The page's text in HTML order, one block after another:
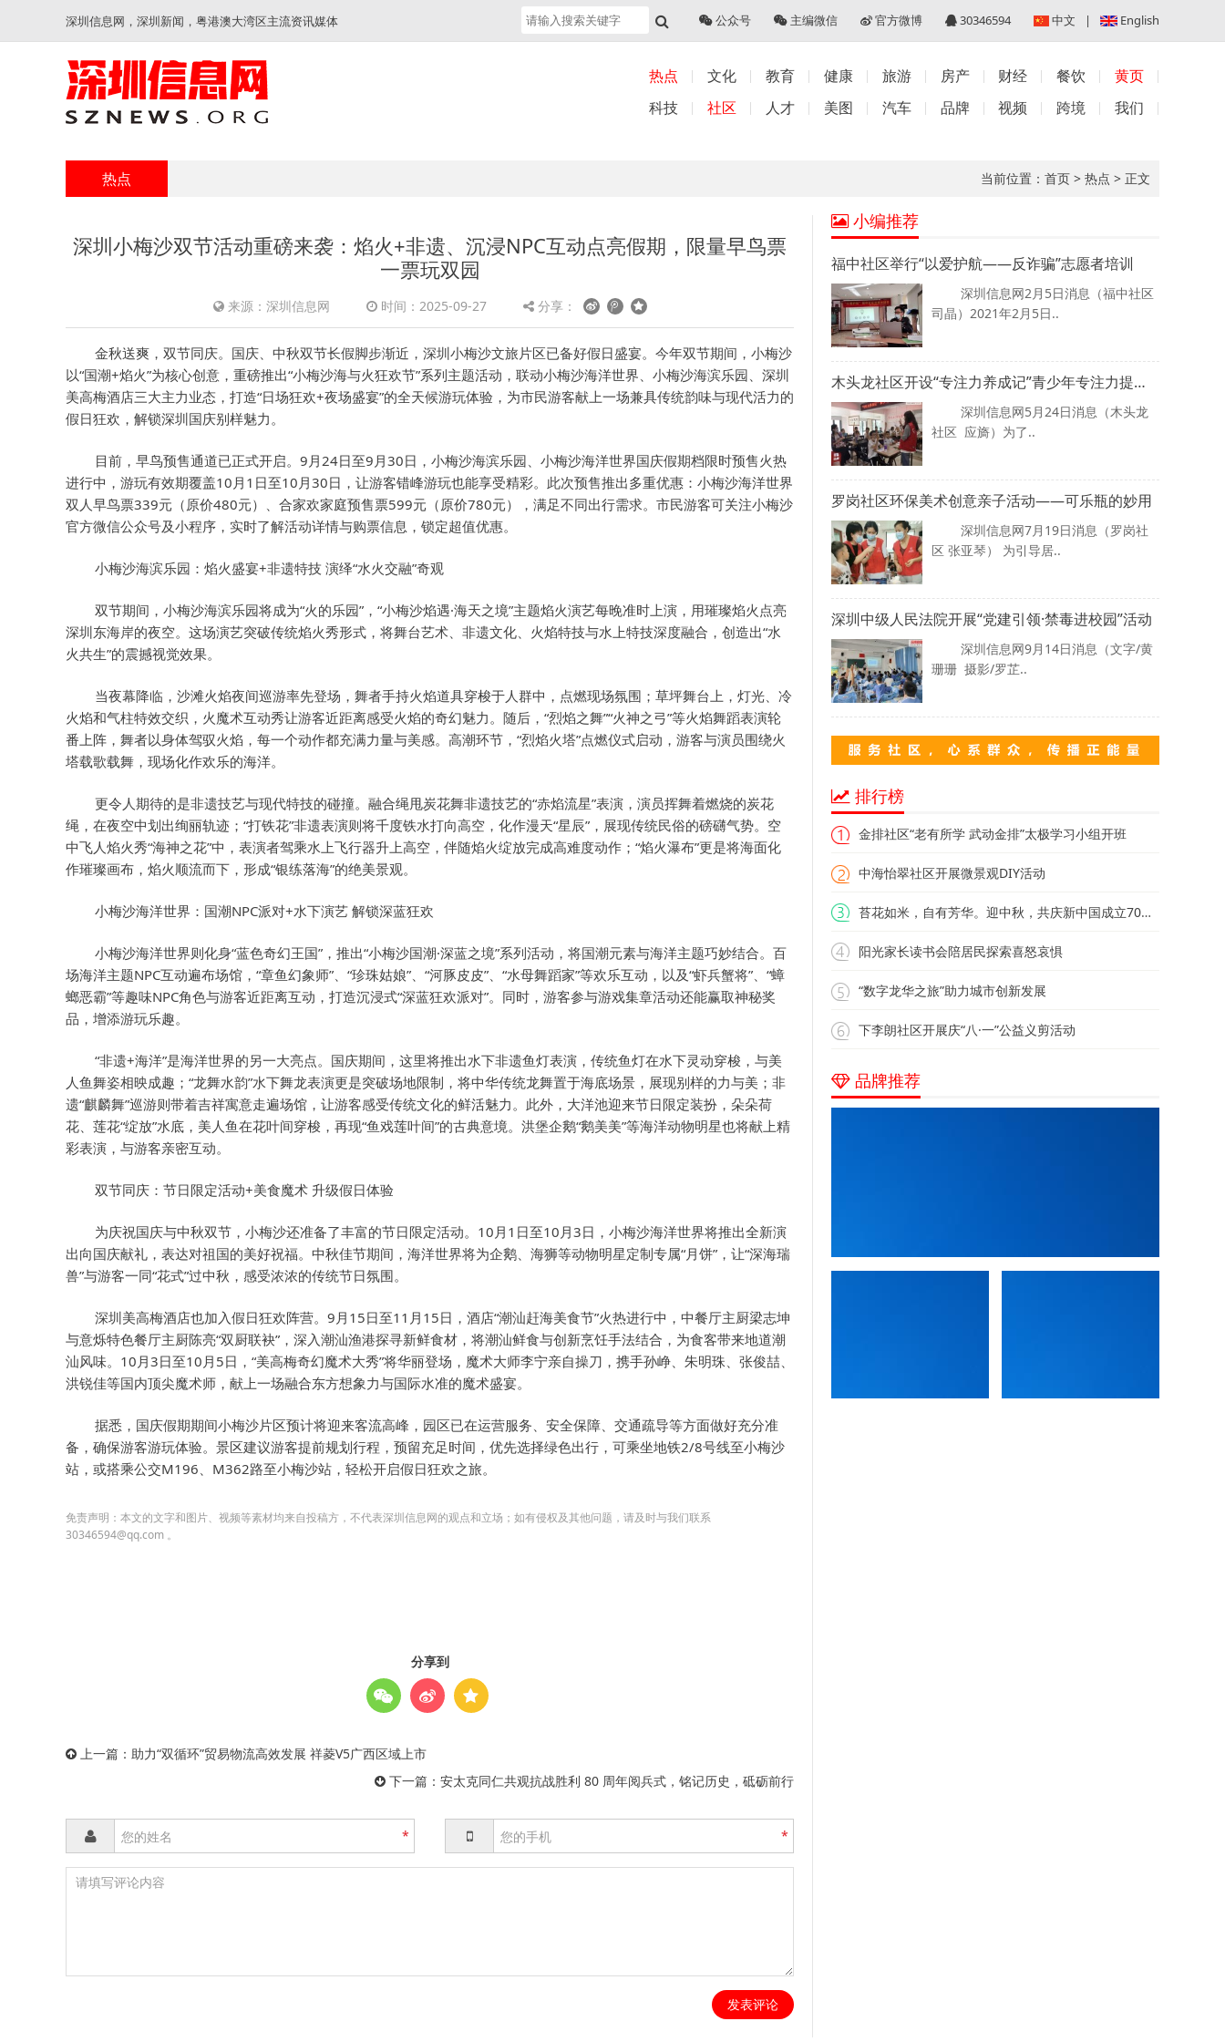
中文 | English
30346594
官方微博
主编微信
公众号
深圳信息网，深圳新闻，粤港澳大湾区主流资讯媒体
热点 文化 教育 健康 旅游 房产 财经 餐饮
黄页
科技
社区 人才 美图 汽车 品牌 视频 跨境 我们
热点 当前位置： 首页 > 热点 > 正文
深圳小梅沙双节活动重磅来袭：焰火+非遗、沉浸NPC互动点亮假期，限量早鸟票
一票玩双园
来源：深圳信息网 时间：2025-09-27 分享：
金秋送爽，双节同庆。国庆、中秋双节长假脚步渐近，深圳小梅沙文旅片区已备好假日盛宴。今年双节期间，小梅沙
以“国潮+焰火”为核心创意，重磅推出“小梅沙海与火狂欢节”系列主题活动，联动小梅沙海洋世界、小梅沙海滨乐园、深圳
美高梅酒店三大主力业态，打造“日场狂欢+夜场盛宴”的全天候游玩体验，为市民游客献上一场兼具传统韵味与现代活力的
假日狂欢，解锁深圳国庆别样魅力。
目前，早鸟预售通道已正式开启。9月24日至9月30日，小梅沙海滨乐园、小梅沙海洋世界国庆假期档限时预售火热
进行中，游玩有效期覆盖10月1日至10月30日，让游客错峰游玩也能享受精彩。此次预售推出多重优惠：小梅沙海洋世界
双人早鸟票339元（原价480元）、合家欢家庭预售票599元（原价780元），满足不同出行需求。市民游客可关注小梅沙
官方微信公众号及小程序，实时了解活动详情与购票信息，锁定超值优惠。
小梅沙海滨乐园：焰火盛宴+非遗特技 演绎“水火交融”奇观
双节期间，小梅沙海滨乐园将成为“火的乐园”，“小梅沙焰遇·海天之境”主题焰火演艺每晚准时上演，用璀璨焰火点亮
深圳东海岸的夜空。这场演艺突破传统焰火秀形式，将舞台艺术、非遗文化、火焰特技与水上特技深度融合，创造出“水
火共生”的震撼视觉效果。
当夜幕降临，沙滩火焰夜间巡游率先登场，舞者手持火焰道具穿梭于人群中，点燃现场氛围；草坪舞台上，灯光、冷
火焰和气柱特效交织，火魔术互动秀让游客近距离感受火焰的奇幻魅力。随后，“烈焰之舞”“火神之弓”等火焰舞蹈表演轮
番上阵，舞者以身体驾驭火焰，每一个动作都充满力量与美感。高潮环节，“烈焰火塔”点燃仪式启动，游客与演员围绕火
塔载歌载舞，现场化作欢乐的海洋。
更令人期待的是非遗技艺与现代特技的碰撞。融合绳甩炭花舞非遗技艺的“赤焰流星”表演，演员挥舞着燃烧的炭花
绳，在夜空中划出绚丽轨迹；“打铁花”非遗表演则将千度铁水打向高空，化作漫天“星辰”，展现传统民俗的磅礴气势。空
中飞人焰火秀“海神之花”中，表演者驾乘水上飞行器升上高空，伴随焰火绽放完成高难度动作；“焰火瀑布”更是将海面化
作璀璨画布，焰火顺流而下，形成“银练落海”的绝美景观。
小梅沙海洋世界：国潮NPC派对+水下演艺 解锁深蓝狂欢
小梅沙海洋世界则化身“蓝色奇幻王国”，推出“小梅沙国潮·深蓝之境”系列活动，将国潮元素与海洋主题巧妙结合。百
场海洋主题NPC互动遍布场馆，“章鱼幻象师”、“珍珠姑娘”、“河豚皮皮”、“水母舞蹈家”等欢乐互动，以及“虾兵蟹将”、“蟑
螂恶霸”等趣味NPC角色与游客近距离互动，打造沉浸式“深蓝狂欢派对”。同时，游客参与游戏集章活动还能赢取神秘奖
品，增添游玩乐趣。
“非遗+海洋”是海洋世界的另一大亮点。国庆期间，这里将推出水下非遗鱼灯表演，传统鱼灯在水下灵动穿梭，与美
人鱼舞姿相映成趣；“龙舞水韵”水下舞龙表演更是突破场地限制，将中华传统龙舞置于海底场景，展现别样的力与美；非
遗“麒麟舞”巡游则带着吉祥寓意走遍场馆，让游客感受传统文化的鲜活魅力。此外，大洋池迎来节日限定装扮，朵朵荷
花、莲花“绽放”水底，美人鱼在花叶间穿梭，再现“鱼戏莲叶间”的古典意境。洪堡企鹅“鹅美美”等海洋动物明星也将献上精
彩表演，与游客亲密互动。
双节同庆：节日限定活动+美食魔术 升级假日体验
为庆祝国庆与中秋双节，小梅沙还准备了丰富的节日限定活动。10月1日至10月3日，小梅沙海洋世界将推出全新演
出向国庆献礼，表达对祖国的美好祝福。中秋佳节期间，海洋世界将为企鹅、海狮等动物明星定制专属“月饼”，让“深海瑞
兽”与游客一同“花式”过中秋，感受浓浓的传统节日氛围。
深圳美高梅酒店也加入假日狂欢阵营。9月15日至11月15日，酒店“潮汕赶海美食节”火热进行中，中餐厅主厨梁志坤
与意烁特色餐厅主厨陈亮“双厨联袂”，深入潮汕渔港探寻新鲜食材，将潮汕鲜食与创新烹饪手法结合，为食客带来地道潮
汕风味。10月3日至10月5日，“美高梅奇幻魔术大秀”将华丽登场，魔术大师李宁亲自操刀，携手孙峥、朱明珠、张俊喆、
洪锐佳等国内顶尖魔术师，献上一场融合东方想象力与国际水准的魔术盛宴。
据悉，国庆假期期间小梅沙片区预计将迎来客流高峰，园区已在运营服务、安全保障、交通疏导等方面做好充分准
备，确保游客游玩体验。景区建议游客提前规划行程，预留充足时间，优先选择绿色出行，可乘坐地铁2/8号线至小梅沙
站，或搭乘公交M196、M362路至小梅沙站，轻松开启假日狂欢之旅。
免责声明：本文的文字和图片、视频等素材均来自投稿方，不代表深圳信息网的观点和立场；如有侵权及其他问题，请及时与我们联系
30346594@qq.com 。
分享到
上一篇： 助力“双循环”贸易物流高效发展 祥菱V5广西区域上市
下一篇： 安太克同仁共观抗战胜利 80 周年阅兵式，铭记历史，砥砺前行
* *
发表评论
小编推荐
福中社区举行“以爱护航——反诈骗”志愿者培训
深圳信息网2月5日消息（福中社区
司晶）2021年2月5日..
木头龙社区开设“专注力养成记”青少年专注力提升工作坊
深圳信息网5月24日消息（木头龙
社区 应旖）为了..
罗岗社区环保美术创意亲子活动——可乐瓶的妙用
深圳信息网7月19日消息（罗岗社
区 张亚琴） 为引导居..
深圳中级人民法院开展“党建引领·禁毒进校园”活动
深圳信息网9月14日消息（文字/黄
珊珊 摄影/罗芷..
排行榜
金排社区“老有所学 武动金排”太极学习小组开班
中海怡翠社区开展微景观DIY活动
苔花如米，自有芳华。迎中秋，共庆新中国成立70周年
阳光家长读书会陪居民探索喜怒哀惧
“数字龙华之旅”助力城市创新发展
下李朗社区开展庆“八·一”公益义剪活动
品牌推荐